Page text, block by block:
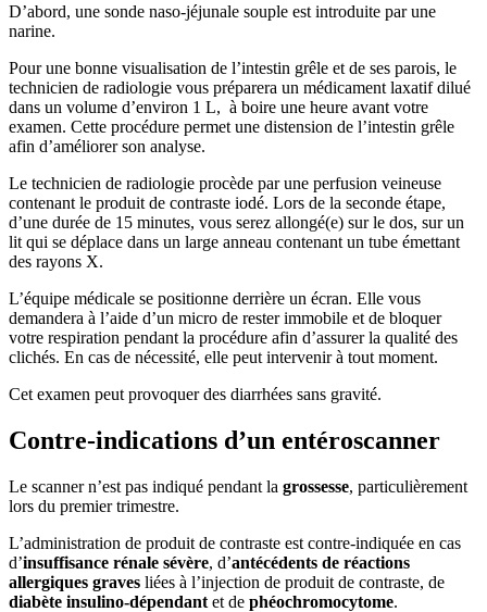
D’abord, une sonde naso-jéjunale souple est introduite par une
narine.
Pour une bonne visualisation de l’intestin grêle et de ses parois, le
technicien de radiologie vous préparera un médicament laxatif dilué
dans un volume d’environ 1 L, à boire une heure avant votre
examen. Cette procédure permet une distension de l’intestin grêle
afin d’améliorer son analyse.
Le technicien de radiologie procède par une perfusion veineuse
contenant le produit de contraste iodé. Lors de la seconde étape,
d’une durée de 15 minutes, vous serez allongé(e) sur le dos, sur un
lit qui se déplace dans un large anneau contenant un tube émettant
des rayons X.
L’équipe médicale se positionne derrière un écran. Elle vous
demandera à l’aide d’un micro de rester immobile et de bloquer
votre respiration pendant la procédure afin d’assurer la qualité des
clichés. En cas de nécessité, elle peut intervenir à tout moment.
Cet examen peut provoquer des diarrhées sans gravité.
Contre-indications d’un entéroscanner
Le scanner n’est pas indiqué pendant la grossesse, particulièrement
lors du premier trimestre.
L’administration de produit de contraste est contre-indiquée en cas
d’insuffisance rénale sévère, d’antécédents de réactions
allergiques graves liées à l’injection de produit de contraste, de
diabète insulino-dépendant et de phéochromocytome.